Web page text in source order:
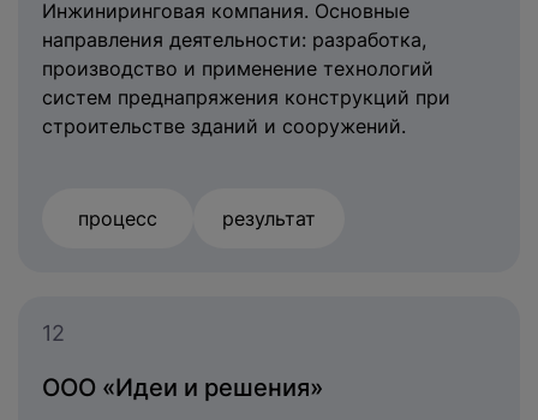
Инжиниринговая компания. Основные
направления деятельности: разработка,
производство и применение технологий
систем преднапряжения конструкций при
строительстве зданий и сооружений.
процесс результат
12
ООО «Идеи и решения»